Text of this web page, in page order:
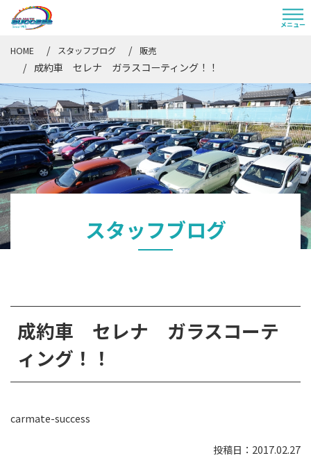
HOME スタッフブログ 販売
成約車 セレナ ガラスコーティング！！
スタッフブログ
成約車 セレナ ガラスコーテ
ィング！！
carmate-success
2017.02.27